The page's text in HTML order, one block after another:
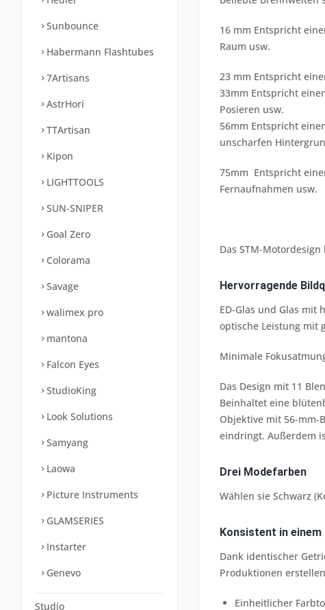
Sunbounce
Habermann Flashtubes
7Artisans
AstrHori
TTArtisan
Kipon
LIGHTTOOLS
SUN-SNIPER
Goal Zero
Colorama
Savage
walimex pro
mantona
Falcon Eyes
StudioKing
Look Solutions
Samyang
Laowa
Picture Instruments
GLAMSERIES
Instarter
Genevo
Studio
16 mm Entspricht
Raum usw.
23 mm Entspricht
33mm Entspricht
Posieren usw.
56mm Entspricht
unscharfen
75mm Entspricht
Fernaufnahmen usw.
Das STM-
Hervorragende
ED-Glas und Glas
optische Leistung mit
Minimale
Das Design mit 11
Beinhaltet eine
Objektive mit 56-mm-
eindringt. Außerdem
Drei Modefarben
Wählen sie Schwarz
Konsistent in einem
Dank identischer
Produktionen
Einheitlicher